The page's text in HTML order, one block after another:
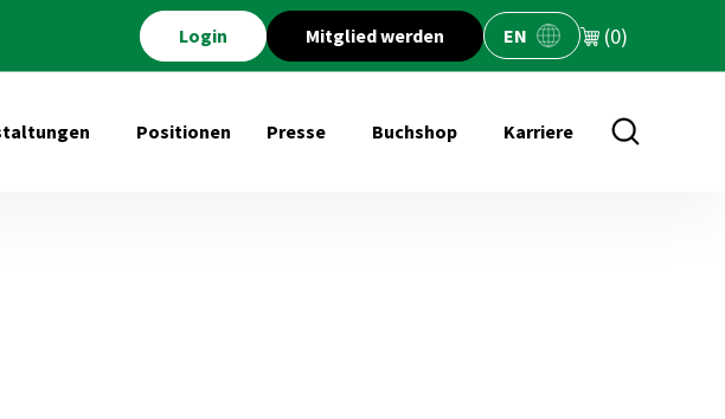
Login Mitglied werden EN (0)
Positionen Presse Buchshop
Untermenü öffnen für
Karriere